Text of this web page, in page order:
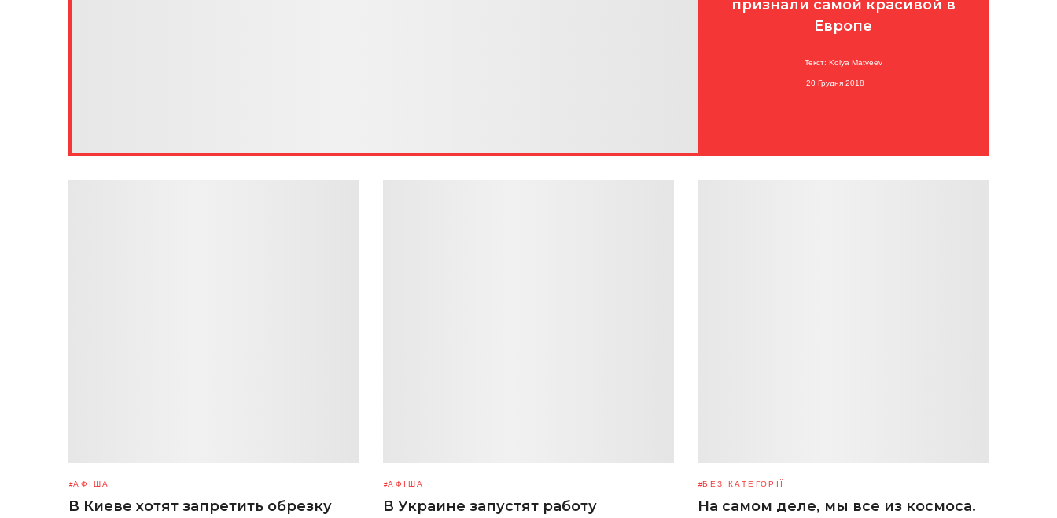
признали самой красивой в
Европе
Текст: Kolya Matveev
20 Грудня 2018
АФІША
В Киеве хотят запретить обрезку
АФІША
В Украине запустят работу
БЕЗ КАТЕГОРІЇ
На самом деле, мы все из космоса.